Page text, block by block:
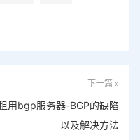
下一篇 »
用bgp服务器-BGP的缺陷
以及解决方法